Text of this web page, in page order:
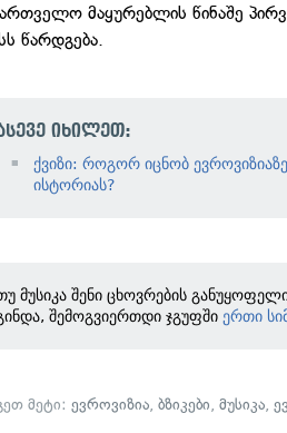
მაყურებლის წინაშე
წარდგება.
იხილეთ:
ქვიზი: როგორ იცნობ
ისტორიას?
მუსიკა შენი ცხოვრების
შემოგვიერთდი ჯგუფში ერთი
მეტი:ევროვიზია,ბზიკები,მუსიკა,